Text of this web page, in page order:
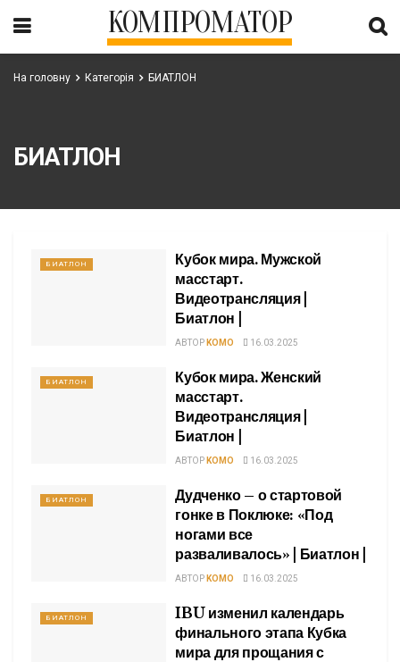
КОМПРОМАТОР
На головну Категорія БИАТЛОН
БИАТЛОН
БИАТЛОН
Кубок мира. Мужской
масстарт.
Видеотрансляция |
Биатлон |
АВТОР KOMO 16.03.2025
БИАТЛОН
Кубок мира. Женский
масстарт.
Видеотрансляция |
Биатлон |
АВТОР KOMO 16.03.2025
БИАТЛОН
Дудченко – о стартовой
гонке в Поклюке: «Под
ногами все
разваливалось» | Биатлон |
АВТОР KOMO 16.03.2025
БИАТЛОН
IBU изменил календарь
финального этапа Кубка
мира для прощания с